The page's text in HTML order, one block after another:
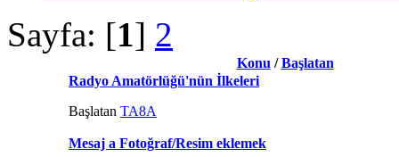
Sayfa: [1] 2
Konu /Başlatan
Radyo Amatörlüğü'nün İlkeleri
Başlatan TA8A
Mesaj a Fotoğraf/Resim eklemek